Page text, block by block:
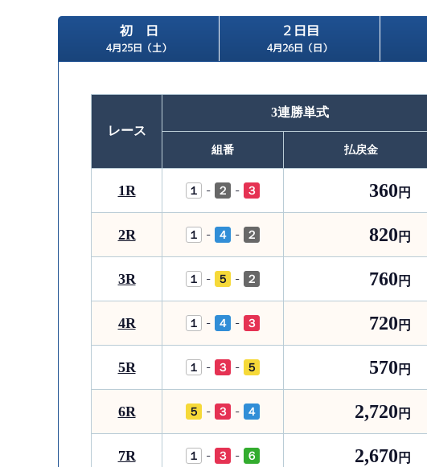
モーター抽選結果・
前検タイムランキング
水面特性・進入コース別情報
初 日
4月25日（土）
２日目
4月26日（日）
レース
3連勝単式
組番 払戻金
1R １ - ２ - ３ 360 円
2R １ - ４ - ２ 820 円
3R １ - ５ - ２ 760 円
4R １ - ４ - ３ 720 円
5R １ - ３ - ５ 570 円
6R ５ - ３ - ４ 2,720 円
7R １ - ３ - ６ 2,670 円